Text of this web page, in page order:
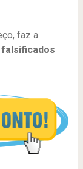
faz a
falsificados